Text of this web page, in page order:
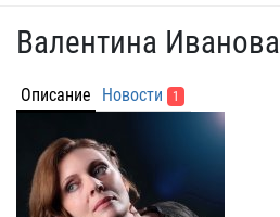
Валентина Иванова
Описание Новости 1